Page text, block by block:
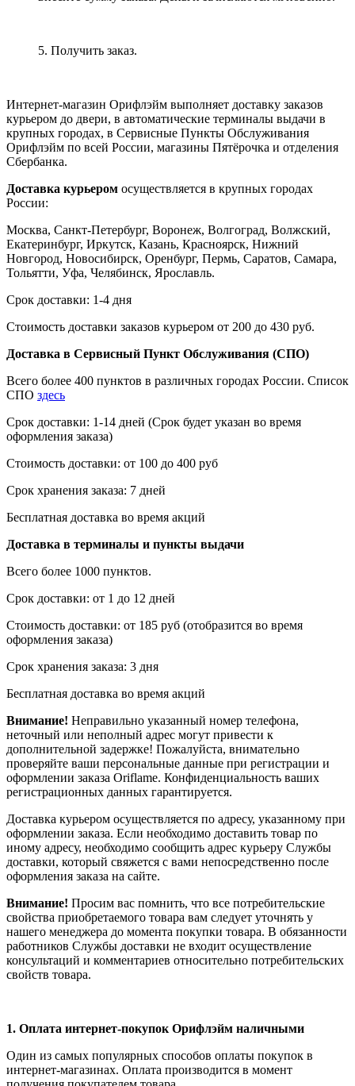
5. Получить заказ.
Интернет-магазин Орифлэйм выполняет доставку заказов
курьером до двери, в автоматические терминалы выдачи в
крупных городах, в Сервисные Пункты Обслуживания
Орифлэйм по всей России, магазины Пятёрочка и отделения
Сбербанка.
Доставка курьером осуществляется в крупных городах
России:
Москва, Санкт-Петербург, Воронеж, Волгоград, Волжский,
Екатеринбург, Иркутск, Казань, Красноярск, Нижний
Новгород, Новосибирск, Оренбург, Пермь, Саратов, Самара,
Тольятти, Уфа, Челябинск, Ярославль.
Срок доставки: 1-4 дня
Стоимость доставки заказов курьером от 200 до 430 руб.
Доставка в Сервисный Пункт Обслуживания (СПО)
Всего более 400 пунктов в различных городах России. Список
СПО здесь
Срок доставки: 1-14 дней (Срок будет указан во время
оформления заказа)
Стоимость доставки: от 100 до 400 руб
Срок хранения заказа: 7 дней
Бесплатная доставка во время акций
Доставка в терминалы и пункты выдачи
Всего более 1000 пунктов.
Срок доставки: от 1 до 12 дней
Стоимость доставки: от 185 руб (отобразится во время
оформления заказа)
Срок хранения заказа: 3 дня
Бесплатная доставка во время акций
Внимание! Неправильно указанный номер телефона,
неточный или неполный адрес могут привести к
дополнительной задержке! Пожалуйста, внимательно
проверяйте ваши персональные данные при регистрации и
оформлении заказа Oriflame. Конфиденциальность ваших
регистрационных данных гарантируется.
Доставка курьером осуществляется по адресу, указанному при
оформлении заказа. Если необходимо доставить товар по
иному адресу, необходимо сообщить адрес курьеру Службы
доставки, который свяжется с вами непосредственно после
оформления заказа на сайте.
Внимание! Просим вас помнить, что все потребительские
свойства приобретаемого товара вам следует уточнять у
нашего менеджера до момента покупки товара. В обязанности
работников Службы доставки не входит осуществление
консультаций и комментариев относительно потребительских
свойств товара.
1. Оплата интернет-покупок Орифлэйм наличными
Один из самых популярных способов оплаты покупок в
интернет-магазинах. Оплата производится в момент